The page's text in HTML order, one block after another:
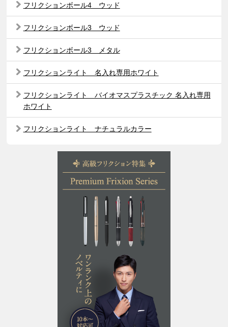
フリクションボール4 ウッド
フリクションボール3 ウッド
フリクションボール3 メタル
フリクションライト 名入れ専用ホワイト
フリクションライト バイオマスプラスチック 名入れ専用
ホワイト
フリクションライト ナチュラルカラー